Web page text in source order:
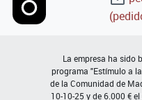
La empresa ha sido
programa "Estímulo a
de la Comunidad de
10-10-25 y de 6.000 €